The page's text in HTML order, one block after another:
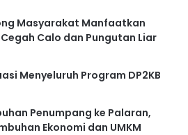
Masyarakat Manfaatkan
Calo dan Pungutan Liar
Menyeluruh Program DP2KB
Penumpang ke Palaran,
Ekonomi dan UMKM